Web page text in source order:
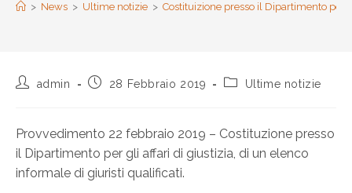
> News > Ultime notizie > Costituizione presso il Dipartimento
admin 28 Febbraio 2019 Ultime notizie
Provvedimento 22 febbraio 2019 – Costituzione presso
il Dipartimento per gli affari di giustizia, di un elenco
informale di giuristi qualificati.